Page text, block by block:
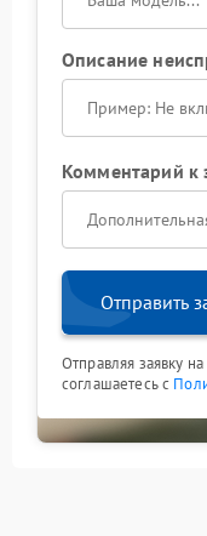
Описание
Комментарий к
Отправить
Отправляя заявку
соглашаетесь с